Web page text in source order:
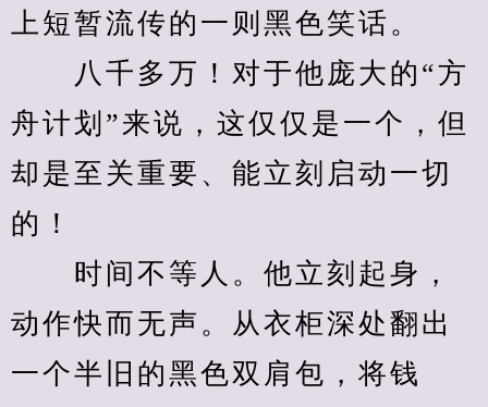
上短暂流传的一则黑色笑话。
八千多万！对于他庞大的“方
舟计划”来说，这仅仅是一个，但
却是至关重要、能立刻启动一切
的！
时间不等人。他立刻起身，
动作快而无声。从衣柜深处翻出
一个半旧的黑色双肩包，将钱